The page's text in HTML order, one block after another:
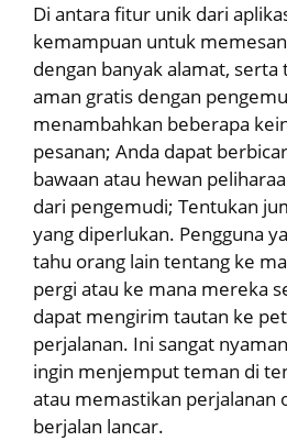
Di antara fitur unik dari
kemampuan untuk
dengan banyak alamat,
aman gratis dengan
menambahkan beberapa
pesanan; Anda dapat
bawaan atau hewan
dari pengemudi; Tentukan
yang diperlukan. Pengguna
tahu orang lain tentang ke
pergi atau ke mana mereka
dapat mengirim tautan ke
perjalanan. Ini sangat
ingin menjemput teman di
atau memastikan perjalanan
berjalan lancar.